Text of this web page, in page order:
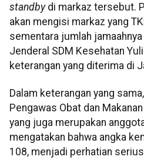
standbydi markaz tersebut.
akan mengisi markaz yang
sementara jumlah
Jenderal SDM Kesehatan
keterangan yang diterima di
Dalam keterangan yang
Pengawas Obat dan
yang juga merupakan
mengatakan bahwa angka
108, menjadi perhatian